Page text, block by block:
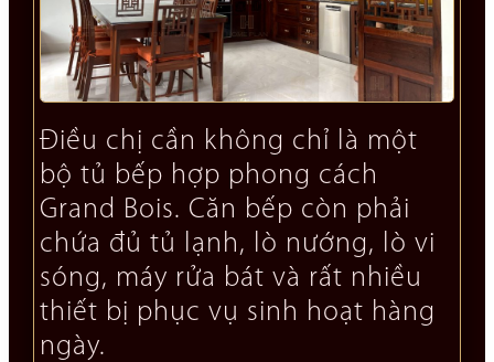
Điều chị cần không chỉ là một
bộ tủ bếp hợp phong cách
Grand Bois. Căn bếp còn phải
chứa đủ tủ lạnh, lò nướng, lò vi
sóng, máy rửa bát và rất nhiều
thiết bị phục vụ sinh hoạt hàng
ngày.